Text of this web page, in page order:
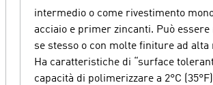
intermedio o come rivestimento
acciaio e primer zincanti. Può
se stesso o con molte finiture ad alta
Ha caratteristiche di “surface
capacità di polimerizzare a 2°C